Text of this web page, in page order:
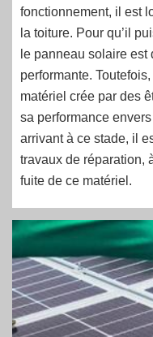
fonctionnement, il est
la toiture. Pour qu’il
le panneau solaire
performante.
matériel crée par des
sa performance
arrivant à ce stade, il
travaux de réparation,
fuite de ce matériel.